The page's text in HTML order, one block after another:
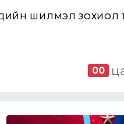
ШИЛМЭЛ ЗОХИОЛ
00